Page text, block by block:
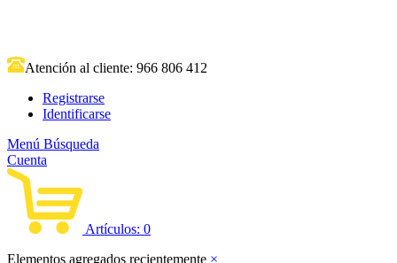
Atención al cliente: 966 806 412
Registrarse
Identificarse
Menú Búsqueda
Cuenta
Artículos: 0
Elementos agregados recientemente ×